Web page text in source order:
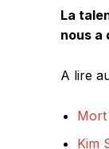
La
nous a
A lire
Mort
Kim